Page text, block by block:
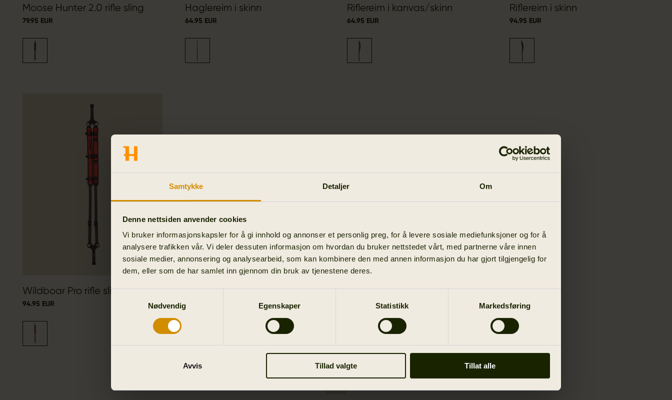
Samtykke Detaljer Om
Denne nettsiden anvender cookies
Vi bruker informasjonskapsler for å gi innhold og annonser et personlig preg, for å levere sosiale mediefunksjoner og for å
analysere trafikken vår. Vi deler dessuten informasjon om hvordan du bruker nettstedet vårt, med partnerne våre innen
sosiale medier, annonsering og analysearbeid, som kan kombinere den med annen informasjon du har gjort tilgjengelig for
dem, eller som de har samlet inn gjennom din bruk av tjenestene deres.
Samtykkevalg
Nødvendig
Egenskaper Statistikk Markedsføring
Avvis Tillad valgte Tillat alle
Moose Hunter 2.0 rifle sling
79.95 EUR
Haglereim i skinn
64.95 EUR
Riflereim i kanvas/skinn
64.95 EUR
Riflereim i skinn
94.95 EUR
Wildboar Pro rifle sling
94.95 EUR